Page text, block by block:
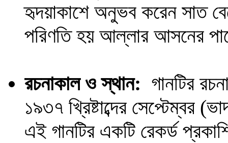
হৃদয়াকাশে অনুভব করেন সাত
পরিণতি হয় আল্লার আসনের
রচনাকাল ও স্থান: গানটির
১৯৩৭ খ্রিষ্টাব্দের
এই গানটির একটি রেকর্ড